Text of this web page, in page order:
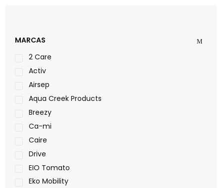
MARCAS
2 Care
Activ
Airsep
Aqua Creek Products
Breezy
Ca-mi
Caire
Drive
EIO Tomato
Eko Mobility